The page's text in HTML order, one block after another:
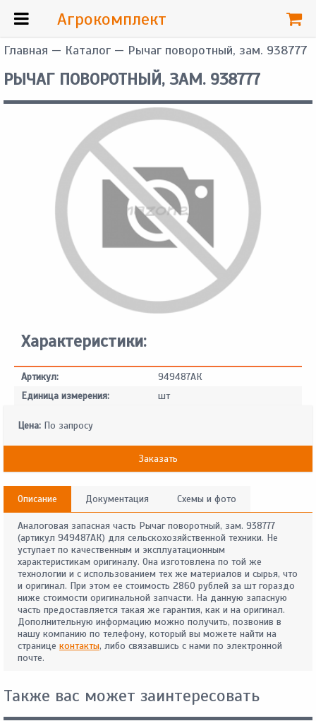
Главная — Каталог — Рычаг поворотный, зам. 938777
РЫЧАГ ПОВОРОТНЫЙ, ЗАМ. 938777
Характеристики:
Артикул:
949487АК
Единица измерения:
шт
Цена: По запросу
Заказать
Описание Документация Схемы и фото
Аналоговая запасная часть Рычаг поворотный, зам. 938777
(артикул 949487АК) для сельскохозяйственной техники. Не
уступает по качественным и эксплуатационным
характеристикам оригиналу. Она изготовлена по той же
технологии и с использованием тех же материалов и сырья, что
и оригинал. При этом ее стоимость 2860 рублей за шт гораздо
ниже стоимости оригинальной запчасти. На данную запасную
часть предоставляется такая же гарантия, как и на оригинал.
Дополнительную информацию можно получить, позвонив в
нашу компанию по телефону, который вы можете найти на
странице контакты, либо связавшись с нами по электронной
почте.
Также вас может заинтересовать
Агрокомплект